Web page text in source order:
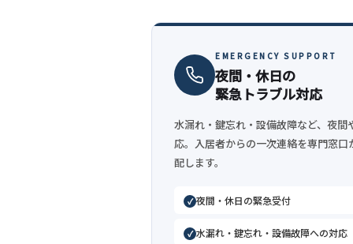
EMERGENCY SUPPORT
夜間・休日の
緊急トラブル対応
水漏れ・鍵忘れ・設備故障など、夜
応。入居者からの一次連絡を専門窓
配します。
夜間・休日の緊急受付
水漏れ・鍵忘れ・設備故障への対応